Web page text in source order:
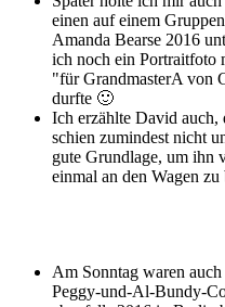
einen auf einem
Amanda Bearse 2016
ich noch ein Portraitfoto
"für GrandmasterA von
durfte 🙂
Ich erzählte David auch,
schien zumindest nicht
gute Grundlage, um ihn
einmal an den Wagen zu
Am Sonntag waren
Peggy-und-Al-Bundy-